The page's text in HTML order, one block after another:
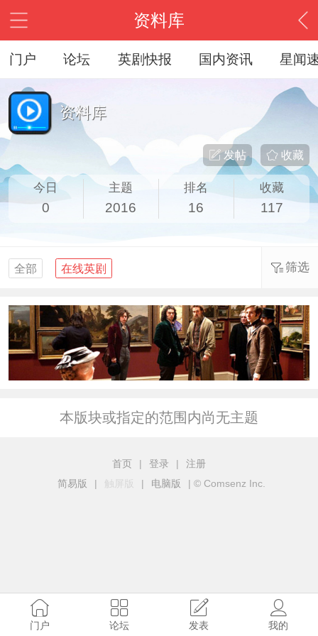
资料库
门户 论坛 英剧快报 国内资讯 星闻
资料库
收藏
发帖
今日
0
主题
2016
排名
16
收藏
117
全部 在线英剧 筛选
本版块或指定的范围内尚无主题
首页 | 登录 |
注册
简易版
| 触屏版 | 电脑版 | © Comsenz Inc.
门户 论坛 发表 我的